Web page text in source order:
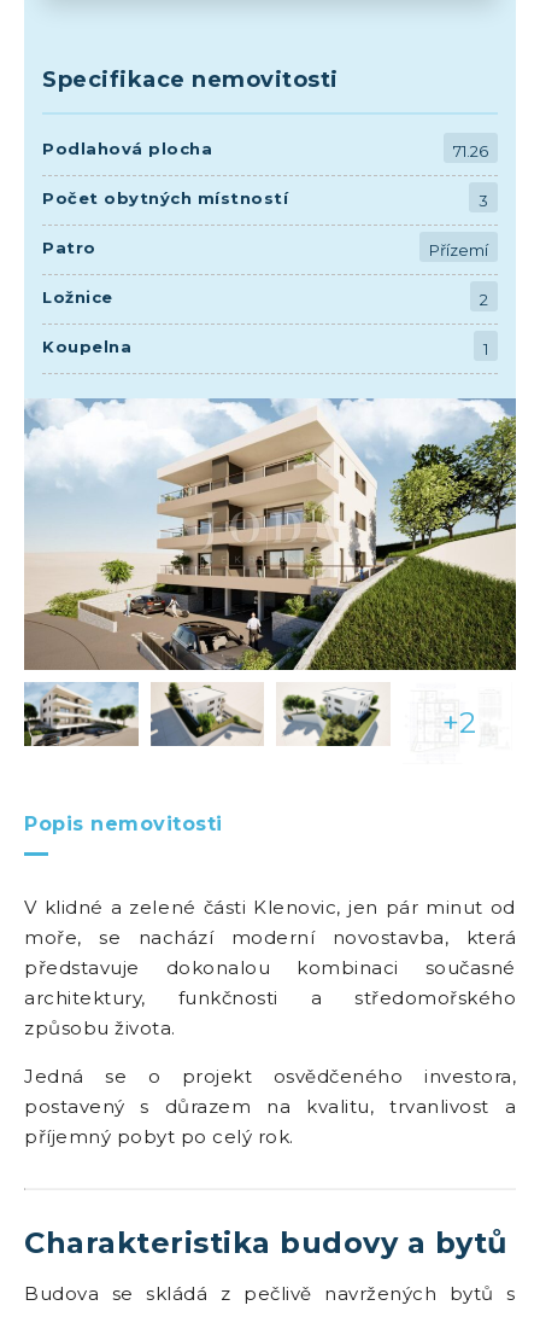
+2
Popis nemovitosti
V klidné a zelené části Klenovic, jen pár minut od
moře, se nachází moderní novostavba, která
představuje dokonalou kombinaci současné
architektury, funkčnosti a středomořského
způsobu života.
Jedná se o projekt osvědčeného investora,
postavený s důrazem na kvalitu, trvanlivost a
příjemný pobyt po celý rok.
Charakteristika budovy a bytů
Budova se skládá z pečlivě navržených bytů s
Specifikace nemovitosti
Podlahová plocha 71.26
Počet obytných místností 3
Patro Přízemí
Ložnice 2
Koupelna 1